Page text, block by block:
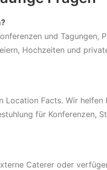
und Tagungen,
Hochzeiten und
Location Facts. Wir
für Konferenzen,
Caterer oder